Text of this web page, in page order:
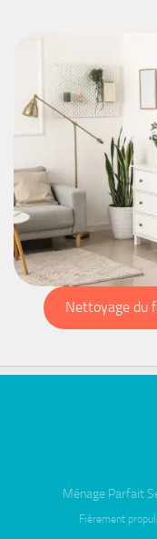
Nettoyage du
Ménage Parfait
Fièrement